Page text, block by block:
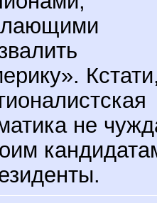
не